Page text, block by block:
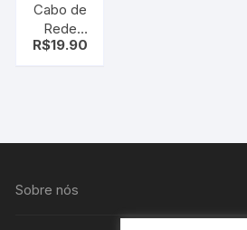
Cabo de
Rede
1.80 m
R$19.90
Sobre nós